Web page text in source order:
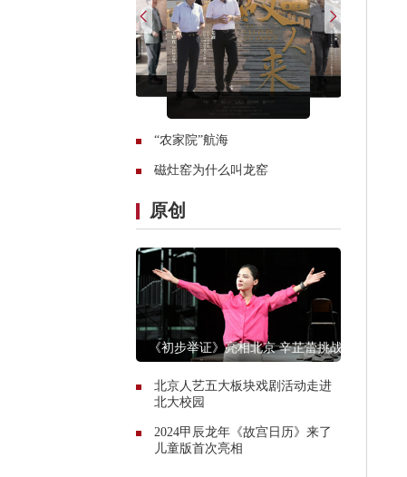
“农家院”航海
磁灶窑为什么叫龙窑
原创
《初步举证》亮相北京 辛芷蕾挑战
北京人艺五大板块戏剧活动走进
北大校园
2024甲辰龙年《故宫日历》来了
儿童版首次亮相